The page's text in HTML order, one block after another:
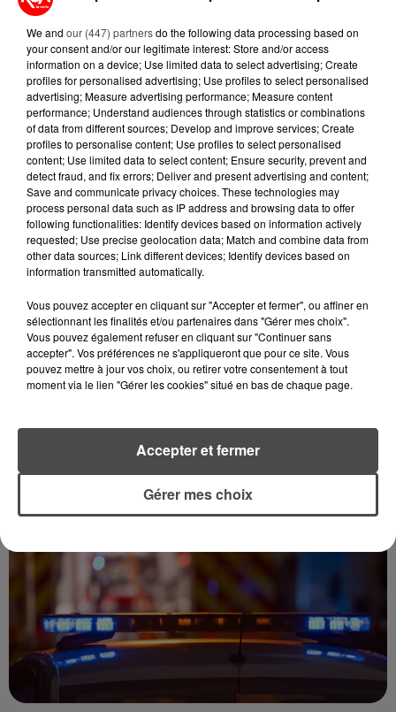
AUTEURS INCONNUS, LA SÉRIE...
Dans la nuit du mardi 25 au mercredi 26 février, trois
radars ont été incendiés en Ille-et-Vilaine,
confirmant une tendance inquiétante qui persiste
depuis...
25 février 2025
HOME-JACKINGS DANS LE GRAND OUEST :
UN JEUNE DE 19 ANS IMPLIQUÉ...
a frappé plusieurs départements du Grand Ouest.
En l'espace de trois mois, pas moins de 76 véhicules
ont été...
We and our (447) partnersdo the following data processing based on
your consent and/or our legitimate interest: Store and/or access
information on a device; Use limited data to select advertising; Create
profiles for personalised advertising; Use profiles to select personalised
advertising; Measure advertising performance; Measure content
performance; Understand audiences through statistics or combinations
of data from different sources; Develop and improve services; Create
profiles to personalise content; Use profiles to select personalised
content; Use limited data to select content; Ensure security, prevent and
detect fraud, and fix errors; Deliver and present advertising and content;
Save and communicate privacy choices. These technologies may
process personal data such as IP address and browsing data to offer
following functionalities: Identify devices based on information actively
requested; Use precise geolocation data; Match and combine data from
other data sources; Link different devices; Identify devices based on
information transmitted automatically.
Vous pouvez accepter en cliquant sur "Accepter et fermer", ou affiner en
sélectionnant les finalités et/ou partenaires dans "Gérer mes choix".
Vous pouvez également refuser en cliquant sur "Continuer sans
accepter". Vos préférences ne s'appliqueront que pour ce site. Vous
pouvez mettre à jour vos choix, ou retirer votre consentement à tout
moment via le lien "Gérer les cookies" situé en bas de chaque page.
Gérer mes choix
Accepter et fermer